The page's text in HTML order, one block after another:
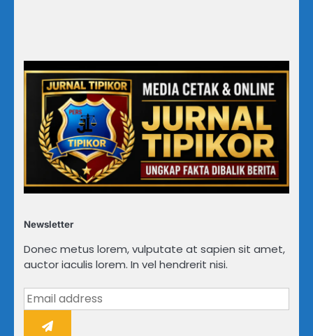
Newsletter
Donec metus lorem, vulputate at sapien sit amet,
auctor iaculis lorem. In vel hendrerit nisi.